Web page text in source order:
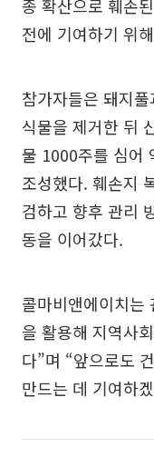
종 확산으로 훼손
전에 기여하기 위
참가자들은 돼지
식물을 제거한 뒤
물 1000주를 심어
조성했다. 훼손지
검하고 향후 관리
동을 이어갔다.
콜마비앤에이치는
을 활용해 지역사
다”며 “앞으로도
만드는 데 기여하